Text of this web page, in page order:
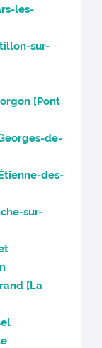
les-
sur-
[Pont
de-
des-
sur-
[La